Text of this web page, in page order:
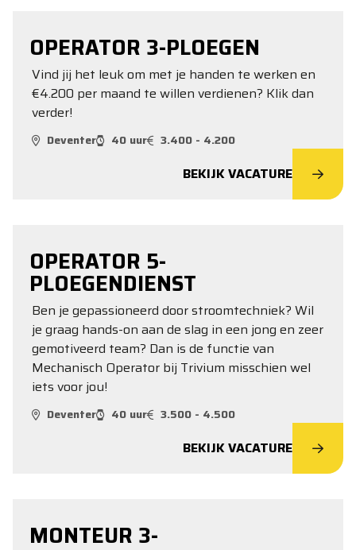
OPERATOR 3-PLOEGEN
Vind jij het leuk om met je handen te werken en
€4.200 per maand te willen verdienen? Klik dan
verder!
Deventer 40 uur 3.400 - 4.200
BEKIJK VACATURE
OPERATOR 5-
PLOEGENDIENST
Ben je gepassioneerd door stroomtechniek? Wil
je graag hands-on aan de slag in een jong en zeer
gemotiveerd team? Dan is de functie van
Mechanisch Operator bij Trivium misschien wel
iets voor jou!
Deventer 40 uur 3.500 - 4.500
BEKIJK VACATURE
MONTEUR 3-